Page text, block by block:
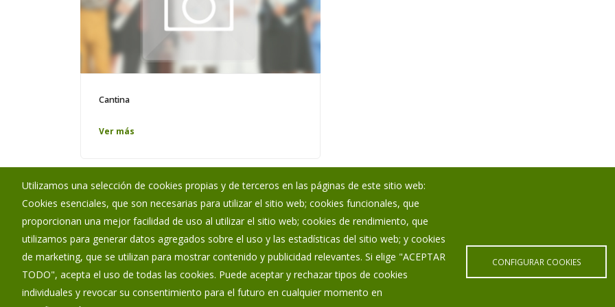
Cantina
Ver más
Utilizamos una selección de cookies propias y de terceros en las páginas de este sitio web:
Cookies esenciales, que son necesarias para utilizar el sitio web; cookies funcionales, que
proporcionan una mejor facilidad de uso al utilizar el sitio web; cookies de rendimiento, que
utilizamos para generar datos agregados sobre el uso y las estadísticas del sitio web; y cookies
de marketing, que se utilizan para mostrar contenido y publicidad relevantes. Si elige "ACEPTAR
TODO", acepta el uso de todas las cookies. Puede aceptar y rechazar tipos de cookies
individuales y revocar su consentimiento para el futuro en cualquier momento en
CONFIGURAR COOKIES
Ayuntamiento de Barrios de Colina
: Calle Trasera San Juan - s/n - 09199
: 947560092
: barriosdecolina@diputaciondeburgos.net
Corporación Municipal
Teléfonos de interés